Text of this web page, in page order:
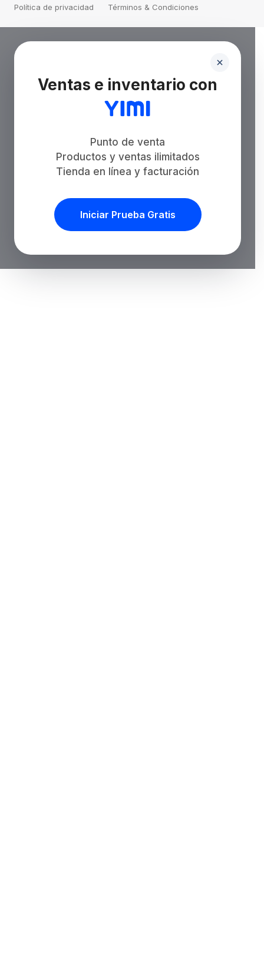
Política de privacidad
Términos & Condiciones
Ventas e inventario con
Punto de venta
Productos y ventas ilimitados
Tienda en línea y facturación
Iniciar Prueba Gratis